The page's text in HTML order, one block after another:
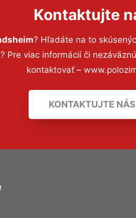
Kontaktujte
? Hľadáte na to
Pre viac informácií či
kontaktovať –
KONTAKTUJTE NÁS